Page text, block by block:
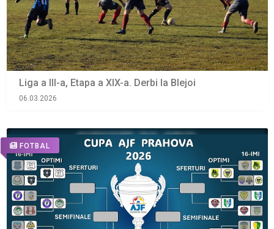
Liga a III-a, Etapa a XIX-a. Derbi la Blejoi
06.03.2026
FOTBAL